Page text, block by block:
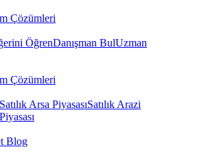
Çözümleri
ÖğrenDanışman BulUzman
Çözümleri
Satılık Arsa PiyasasıSatılık Arazi
Blog